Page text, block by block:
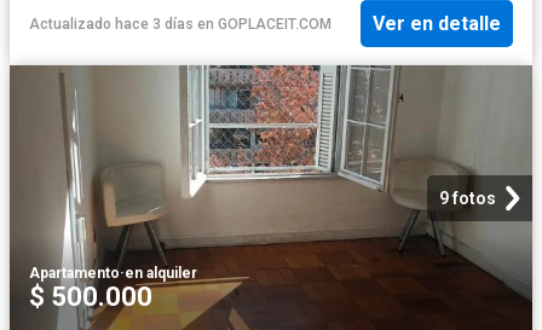
Actualizado hace 3 días en GOPLACEIT.COM Ver en detalle
9 fotos
Apartamento·en alquiler
$ 500.000